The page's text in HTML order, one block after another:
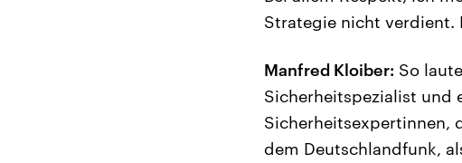
Strategie nicht verdient.
Manfred Kloiber: So
Sicherheitspezialist und
Sicherheitsexpertinnen,
dem Deutschlandfunk,